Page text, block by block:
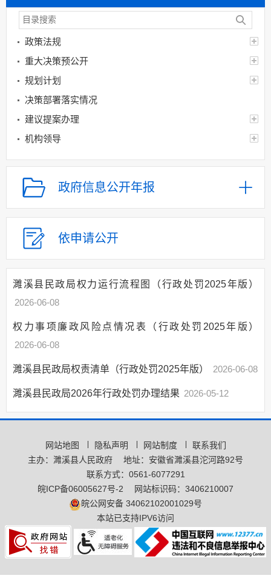
政策法规
重大决策预公开
规划计划
决策部署落实情况
建议提案办理
机构领导
机构设置
人事信息
财政资金
应急管理
乡村振兴（精准脱贫）
整情况
公共服务和中介服务
行政权力运行
行政权力运行结果
行政许可
行政处罚
行政确认
其他权力
罚双公示
行政执法公示
“双随机一公开”
网上政务服务
新闻发布
上级政策解读
政府信息公开年报
依申请公开
濉溪县民政局权力运行流程图（行政处罚2025年版）
2026-06-08
权力事项廉政风险点情况表（行政处罚2025年版）
2026-06-08
濉溪县民政局权责清单（行政处罚2025年版） 2026-06-08
濉溪县民政局2026年行政处罚办理结果 2026-05-12
网站地图 隐私声明 网站制度
联系我们
主办：濉溪县人民政府
地址：安徽省濉溪县沱河路92号
联系方式：0561-6077291
皖ICP备06005627号-2
网站标识码：3406210007
皖公网安备 34062102001029号
本站已支持IPV6访问